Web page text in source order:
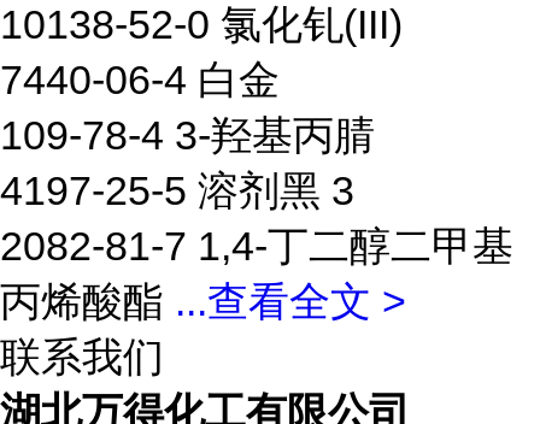
10138-52-0 氯化钆(III)
7440-06-4 白金
109-78-4 3-羟基丙腈
4197-25-5 溶剂黑 3
2082-81-7 1,4-丁二醇二甲基
丙烯酸酯 ...查看全文 >
联系我们
湖北万得化工有限公司